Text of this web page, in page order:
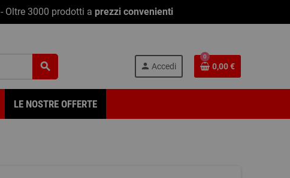
- Oltre 3000 prodotti a prezzi convenienti
search person Accedi
0
0,00 €
LE NOSTRE OFFERTE